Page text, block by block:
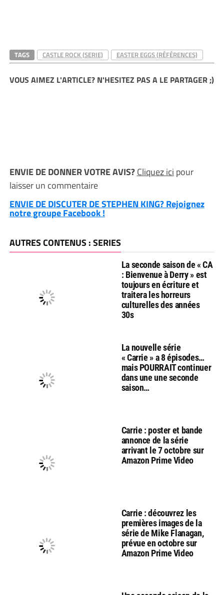
TAGS CASTLE ROCK (SERIE) EASTER EGGS (RÉFÉRENCES)
VOUS AIMEZ L'ARTICLE? N'HESITEZ PAS A LE PARTAGER ;)
ENVIE DE DONNER VOTRE AVIS?Cliquez ici pour
laisser un commentaire
ENVIE DE DISCUTER DE STEPHEN KING? Rejoignez
notre groupe Facebook !
AUTRES CONTENUS : SERIES
La seconde saison de « CA
: Bienvenue à Derry » est
toujours en écriture et
traitera les horreurs
culturelles des années
30s
La nouvelle série
« Carrie » a 8 épisodes…
mais POURRAIT continuer
dans une une seconde
saison…
Carrie : poster et bande
annonce de la série
arrivant le 7 octobre sur
Amazon Prime Video
Carrie : découvrez les
premières images de la
série de Mike Flanagan,
prévue en octobre sur
Amazon Prime Video